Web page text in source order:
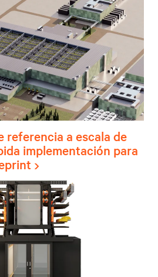
a escala de
implementación para